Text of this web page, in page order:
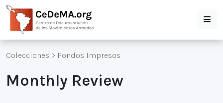
Colecciones > Fondos Impresos
Monthly Review